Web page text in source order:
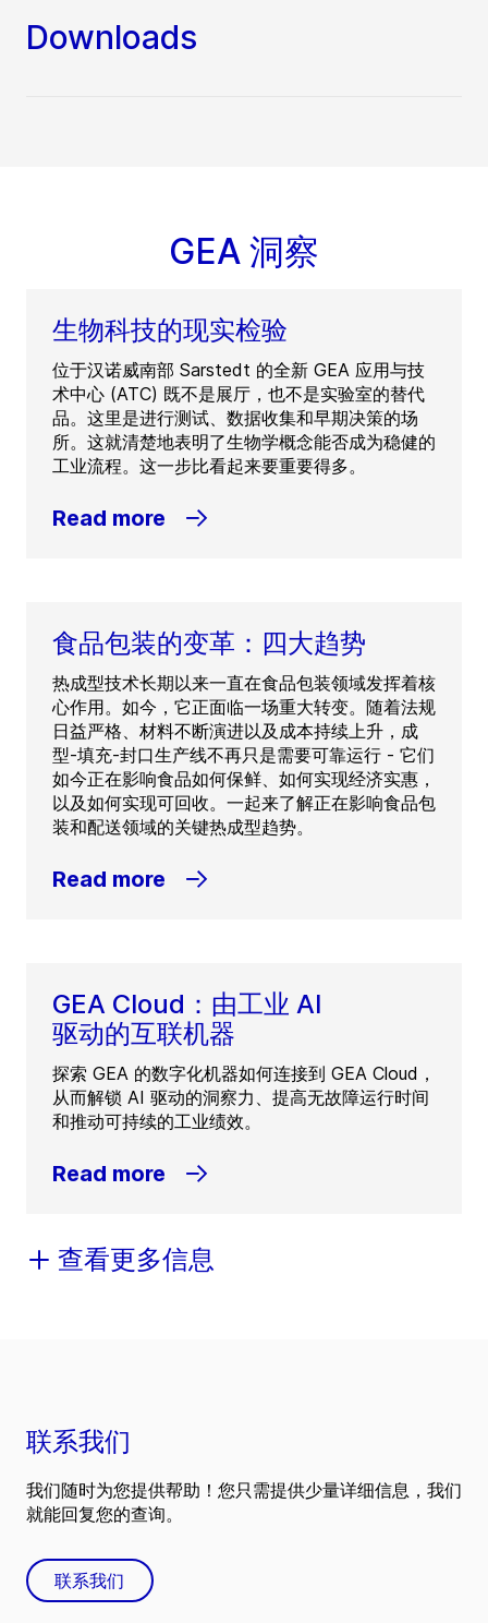
Downloads
GEA 洞察
生物科技的现实检验
位于汉诺威南部 Sarstedt 的全新 GEA 应用与技
术中心 (ATC) 既不是展厅，也不是实验室的替代
品。这里是进行测试、数据收集和早期决策的场
所。这就清楚地表明了生物学概念能否成为稳健的
工业流程。这一步比看起来要重要得多。
Read more
食品包装的变革：四大趋势
热成型技术长期以来一直在食品包装领域发挥着核
心作用。如今，它正面临一场重大转变。随着法规
日益严格、材料不断演进以及成本持续上升，成
型-填充-封口生产线不再只是需要可靠运行 - 它们
如今正在影响食品如何保鲜、如何实现经济实惠，
以及如何实现可回收。一起来了解正在影响食品包
装和配送领域的关键热成型趋势。
Read more
GEA Cloud：由工业 AI
驱动的互联机器
探索 GEA 的数字化机器如何连接到 GEA Cloud，
从而解锁 AI 驱动的洞察力、提高无故障运行时间
和推动可持续的工业绩效。
Read more
查看更多信息
联系我们
我们随时为您提供帮助！您只需提供少量详细信息，我们
就能回复您的查询。
联系我们